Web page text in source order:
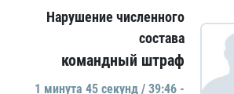
Нарушение численного
состава
командный штраф
1 минутa 45 секунд / 39:46 -